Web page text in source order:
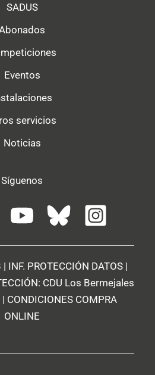
SADUS
Eventos
servicios
Noticias
Síguenos
| INF. PROTECCIÓN DATOS |
CDU Los Bermejales
| CONDICIONES COMPRA
ONLINE